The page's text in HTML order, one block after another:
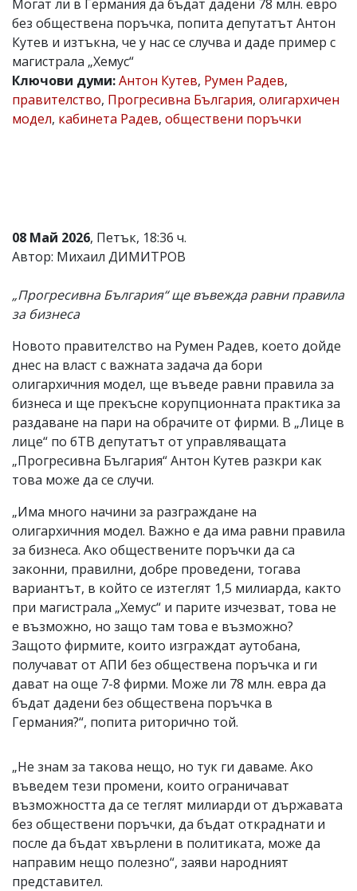
Коментарите
под
статиите
се
въвеждат
от
читателите
и
откриете
обиден
за
коментар,
моля
сигнализирайте
Могат ли в Германия да бъдат дадени 78 млн. евро
без обществена поръчка, попита депутатът Антон
Кутев и изтъкна, че у нас се случва и даде пример с
магистрала „Хемус“
Ключови думи:Антон Кутев, Румен Радев,
правителство, Прогресивна България, олигархичен
модел, кабинета Радев, обществени поръчки
08 Май 2026, Петък, 18:36 ч.
Автор: Михаил ДИМИТРОВ
„Прогресивна България“ ще въвежда равни правила
за бизнеса
Новото правителство на Румен Радев, което дойде
днес на власт с важната задача да бори
олигархичния модел, ще въведе равни правила за
бизнеса и ще прекъсне корупционната практика за
раздаване на пари на обрачите от фирми. В „Лице в
лице“ по бТВ депутатът от управляващата
„Прогресивна България“ Антон Кутев разкри как
това може да се случи.
„Има много начини за разграждане на
олигархичния модел. Важно е да има равни правила
за бизнеса. Ако обществените поръчки да са
законни, правилни, добре проведени, тогава
вариантът, в който се изтеглят 1,5 милиарда, както
при магистрала „Хемус“ и парите изчезват, това не
е възможно, но защо там това е възможно?
Защото фирмите, които изграждат аутобана,
получават от АПИ без обществена поръчка и ги
дават на още 7-8 фирми. Може ли 78 млн. евра да
бъдат дадени без обществена поръчка в
Германия?“, попита риторично той.
„Не знам за такова нещо, но тук ги даваме. Ако
въведем тези промени, които ограничават
възможността да се теглят милиарди от държавата
без обществени поръчки, да бъдат откраднати и
после да бъдат хвърлени в политиката, може да
направим нещо полезно“, заяви народният
представител.